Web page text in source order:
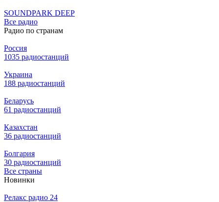
SOUNDPARK DEEP
Все радио
Радио по странам
Россия
1035 радиостанций
Украина
188 радиостанций
Беларусь
61 радиостанций
Казахстан
36 радиостанций
Болгария
30 радиостанций
Все страны
Новинки
Релакс радио 24